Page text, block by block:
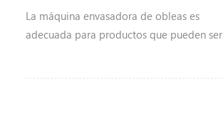
La máquina envasadora de obleas es
adecuada para productos que pueden ser